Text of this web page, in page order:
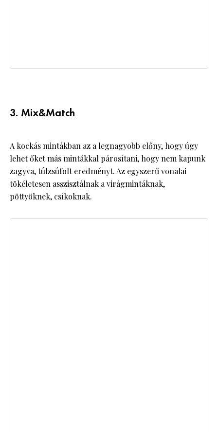
3. Mix&Match
A kockás mintákban az a legnagyobb előny, hogy úgy
lehet őket más mintákkal párosítani, hogy nem kapunk
zagyva, túlzsúfolt eredményt. Az egyszerű vonalai
tökéletesen asszisztálnak a virágmintáknak,
pöttyöknek, csíkoknak.